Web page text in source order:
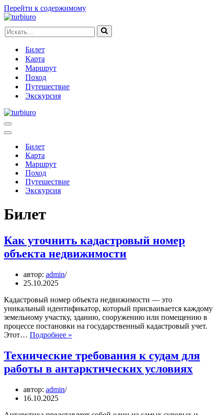
Перейти к содержимому
Искать...
Билет
Карта
Маршрут
Поход
Путешествие
Экскурсия
Меню
навигации
Меню
навигацииБилет
Карта
Маршрут
Поход
Путешествие
Экскурсия
Билет
Как уточнить кадастровый номер
объекта недвижимости
автор: admin
25.10.2025
Кадастровый номер объекта недвижимости — это
уникальный идентификатор, который присваивается каждому
земельному участку, зданию, сооружению или помещению в
процессе постановки на государственный кадастровый учет.
Этот… Подробнее »
кадастровый
номер
объекта
Технические требования к судам для
работы в антарктических условиях
автор: admin
16.10.2025